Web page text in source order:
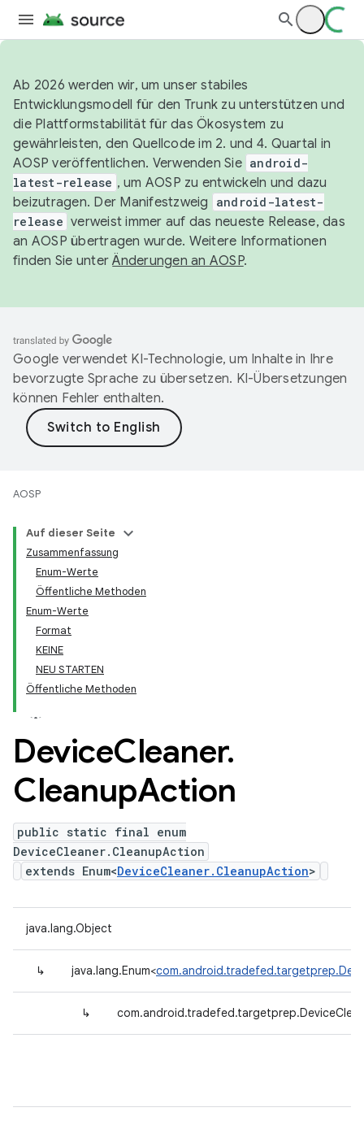
Ab 2026 werden wir, um unser stabiles
Entwicklungsmodell für den Trunk zu unterstützen und
die Plattformstabilität für das Ökosystem zu
gewährleisten, den Quellcode im 2. und 4. Quartal in
AOSP veröffentlichen. Verwenden Sie android-
latest-release , um AOSP zu entwickeln und dazu
beizutragen. Der Manifestzweig
android-latest-
release verweist immer auf das neueste Release, das
an AOSP übertragen wurde. Weitere Informationen
finden Sie unterÄnderungen an AOSP.
Google verwendet KI-Technologie, um Inhalte in Ihre
bevorzugte Sprache zu übersetzen. KI-Übersetzungen
können Fehler enthalten.
AOSP
Auf dieser Seite
Zusammenfassung
Enum-Werte
Öffentliche Methoden
Enum-Werte
Format
KEINE
NEU STARTEN
Öffentliche Methoden
DeviceCleaner.
CleanupAction
public static final enum
DeviceCleaner.CleanupAction
extends Enum<DeviceCleaner.CleanupAction>
java.lang.Object
↳ java.lang.Enum<
↳